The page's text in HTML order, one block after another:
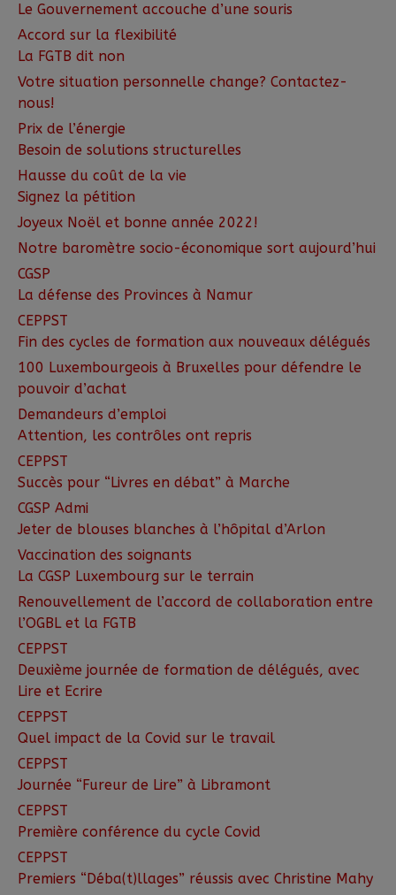
Le Gouvernement accouche d’une souris
Accord sur la flexibilité
La FGTB dit non
Votre situation personnelle change? Contactez-
nous!
Prix de l’énergie
Besoin de solutions structurelles
Hausse du coût de la vie
Signez la pétition
Joyeux Noël et bonne année 2022!
Notre baromètre socio-économique sort aujourd’hui
CGSP
La défense des Provinces à Namur
CEPPST
Fin des cycles de formation aux nouveaux délégués
100 Luxembourgeois à Bruxelles pour défendre le
pouvoir d’achat
Demandeurs d’emploi
Attention, les contrôles ont repris
CEPPST
Succès pour “Livres en débat” à Marche
CGSP Admi
Jeter de blouses blanches à l’hôpital d’Arlon
Vaccination des soignants
La CGSP Luxembourg sur le terrain
Renouvellement de l’accord de collaboration entre
l’OGBL et la FGTB
CEPPST
Deuxième journée de formation de délégués, avec
Lire et Ecrire
CEPPST
Quel impact de la Covid sur le travail
CEPPST
Journée “Fureur de Lire” à Libramont
CEPPST
Première conférence du cycle Covid
CEPPST
Premiers “Déba(t)llages” réussis avec Christine Mahy